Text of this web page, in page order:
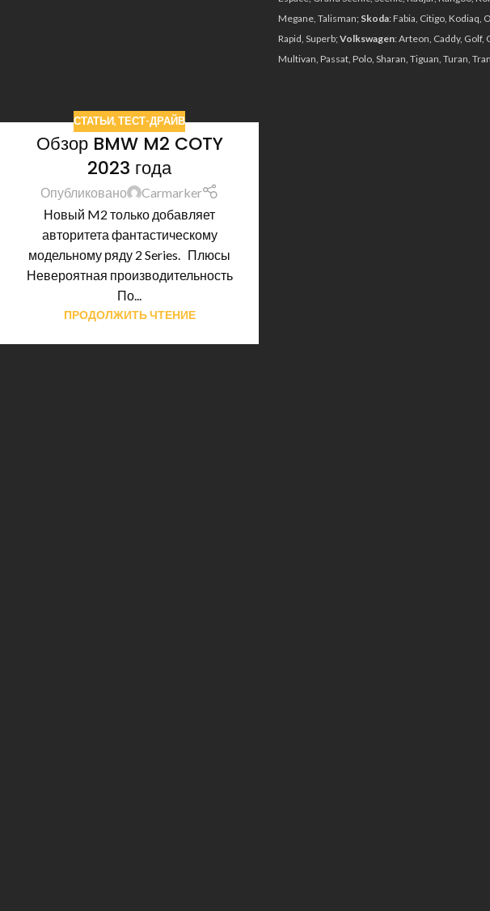
СТАТЬИ,ТЕСТ-ДРАЙВ
Обзор BMW M2 COTY
2023 года
Опубликовано
Carmarker
Новый M2 только добавляет
авторитета фантастическому
модельному ряду 2 Series. Плюсы
Невероятная производительность
По...
ПРОДОЛЖИТЬ ЧТЕНИЕ
Megane, Talisman; Skoda: Fabia, Citigo, Kodiaq,
Rapid, Superb;Volkswagen: Arteon, Caddy, Golf,
Multivan, Passat, Polo, Sharan, Tiguan, Turan,